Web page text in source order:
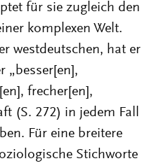
für sie zugleich den
komplexen Welt.
westdeutschen, hat er
„besser[en],
frecher[en],
(S. 272) in jedem Fall
Für eine breitere
Stichworte